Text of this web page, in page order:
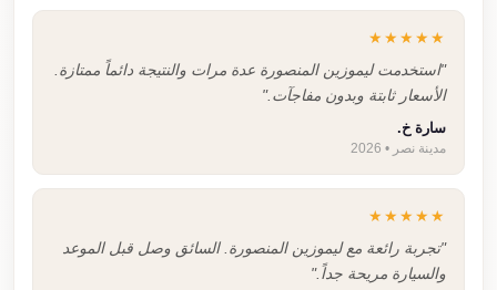
★★★★★
"استخدمت ليموزين المنصورة عدة مرات والنتيجة دائماً ممتازة.
الأسعار ثابتة وبدون مفاجآت."
سارة خ.
مدينة نصر • 2026
★★★★★
"تجربة رائعة مع ليموزين المنصورة. السائق وصل قبل الموعد
والسيارة مريحة جداً."